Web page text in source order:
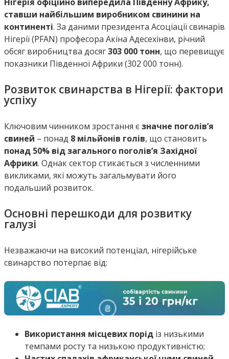
Нігерія офіційно випередила Південну Африку,
ставши найбільшим виробником свинини на
континенті. За даними президента Асоціації свинарів
Нігерії (PFAN) професора Акіна Адесехінви, річний
обсяг виробництва досяг303 000 тонн, що перевищує
показники Південної Африки (302 000 тонн).
Розвиток свинарства в Нігерії: фактори
успіху
Ключовим чинником зростання єзначне поголів’я
свиней – понад 8 мільйонів голів, що становить
понад 50% від загального поголів’я Західної
Африки. Однак сектор стикається з численними
викликами, які можуть загальмувати його
подальший розвиток.
Основні перешкоди для розвитку
галузі
Незважаючи на високий потенціал, нігерійське
свинарство потерпає від:
Використання місцевих порід із низькими
темпами росту та низькою продуктивністю;